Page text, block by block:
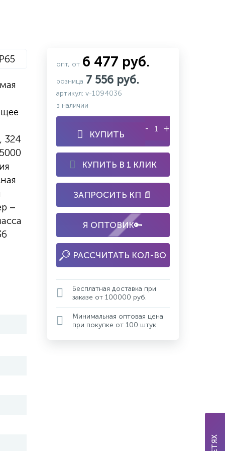
324
–
опт, от 6 477 руб.
розница 7 556 руб.
артикул: v-1094036
в наличии
КУПИТЬ
- +
КУПИТЬ В 1 КЛИК
ЗАПРОСИТЬ КП 📄
Я ОПТОВИК🔑
РАССЧИТАТЬ КОЛ-ВО
Бесплатная доставка при
заказе от 100000 руб.
Минимальная оптовая цена
при покупке от 100 штук